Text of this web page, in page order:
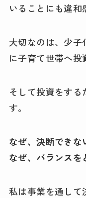
いることにも違和
大切なのは、少子
に子育て世帯へ投
そして投資をす
す。
なぜ、決断できな
なぜ、バランスを
私は事業を通して